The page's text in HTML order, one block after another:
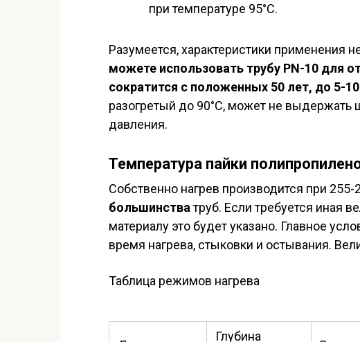
при температуре 95°С.
Разумеется, характеристики применения
можете использовать трубу PN-10 для
сократится с положенных 50 лет, до 5-
разогретый до 90°С, может не выдержать
давления.
Температура пайки
Собственно нагрев производится при 255-
большинстватруб. Если требуется иная
материалу это будет указано. Главное
время нагрева, стыковки и остывания.
Таблица режимов нагрева
Глубина